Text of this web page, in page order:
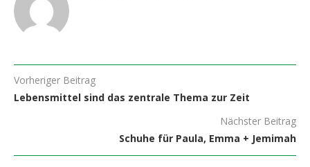
Vorheriger Beitrag
Lebensmittel sind das zentrale Thema zur Zeit
Nächster Beitrag
Schuhe für Paula, Emma + Jemimah